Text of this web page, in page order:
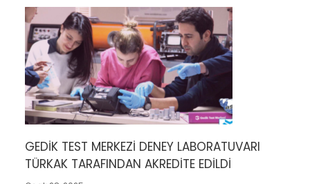
GEDİK TEST MERKEZİ DENEY LABORATUVARI
TÜRKAK TARAFINDAN AKREDİTE EDİLDİ